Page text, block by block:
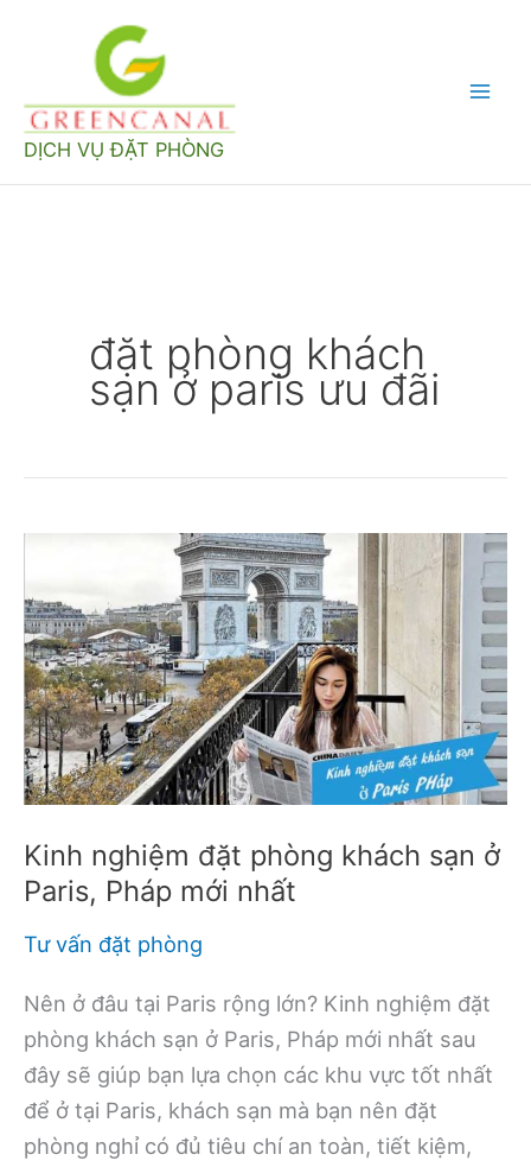
dung
DỊCH VỤ ĐẶT PHÒNG
đặt phòng khách
sạn ở paris ưu đãi
Kinh nghiệm đặt phòng khách sạn ở
Paris, Pháp mới nhất
Tư vấn đặt phòng
Nên ở đâu tại Paris rộng lớn? Kinh nghiệm đặt
phòng khách sạn ở Paris, Pháp mới nhất sau
đây sẽ giúp bạn lựa chọn các khu vực tốt nhất
để ở tại Paris, khách sạn mà bạn nên đặt
phòng nghỉ có đủ tiêu chí an toàn, tiết kiệm,